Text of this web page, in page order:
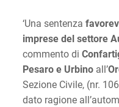
‘Una sentenza
imprese del settore
commento di
Pesaro e Urbinoall’
Sezione Civile, (nr.
dato ragione